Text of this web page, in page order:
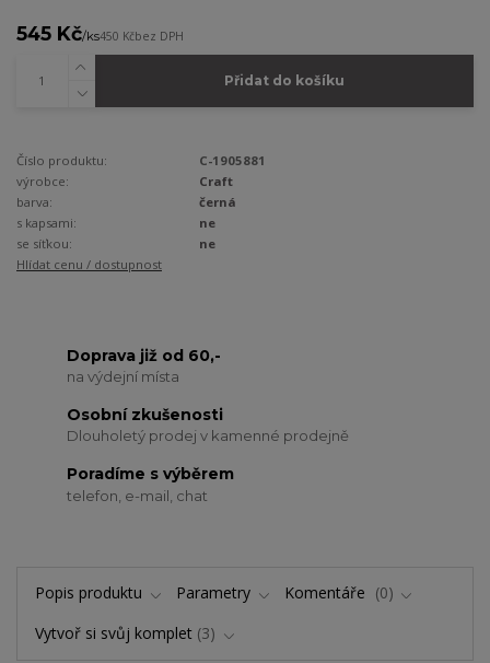
545 Kč/ks450 Kčbez DPH
Přidat do košíku
Číslo produktu:
C-1905881
výrobce:
Craft
barva:
černá
s kapsami:
ne
se síťkou:
ne
Hlídat cenu / dostupnost
Doprava již od 60,-
na výdejní místa
Osobní zkušenosti
Dlouholetý prodej v kamenné prodejně
Poradíme s výběrem
telefon, e-mail, chat
Popis produktu Parametry Komentáře
0
Vytvoř si svůj komplet 3